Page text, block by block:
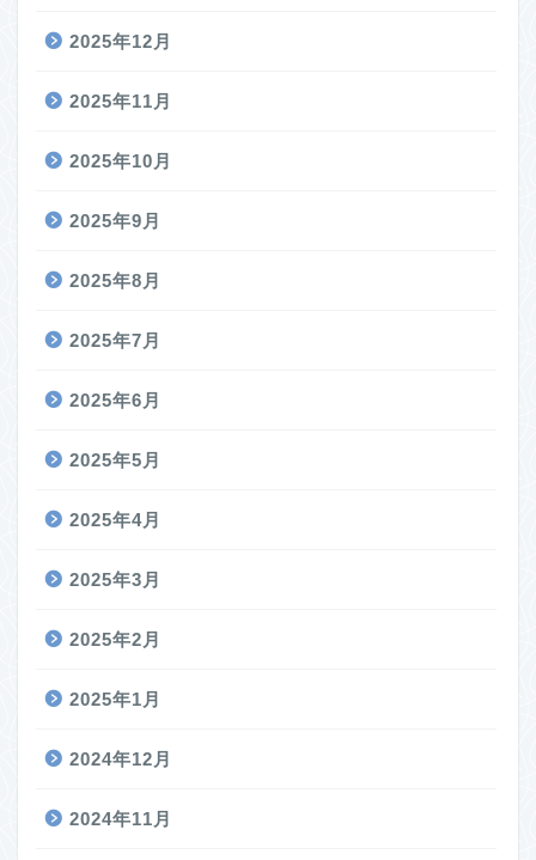
2025年12月
2025年11月
2025年10月
2025年9月
2025年8月
2025年7月
2025年6月
2025年5月
2025年4月
2025年3月
2025年2月
2025年1月
2024年12月
2024年11月